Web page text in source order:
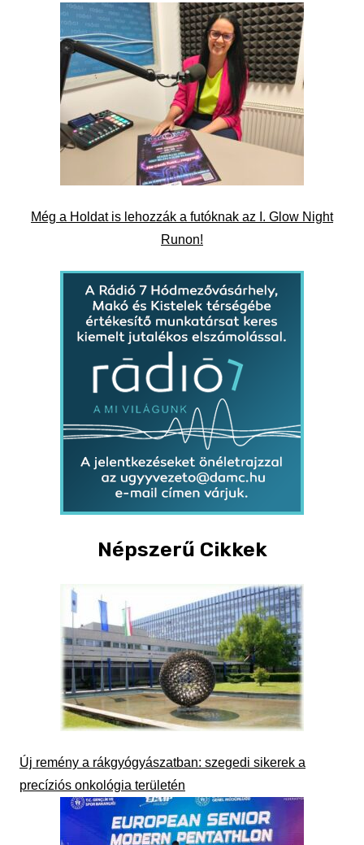
Még a Holdat is lehozzák a futóknak az I. Glow Night
Runon!
Népszerű Cikkek
Új remény a rákgyógyászatban: szegedi sikerek a
precíziós onkológia területén